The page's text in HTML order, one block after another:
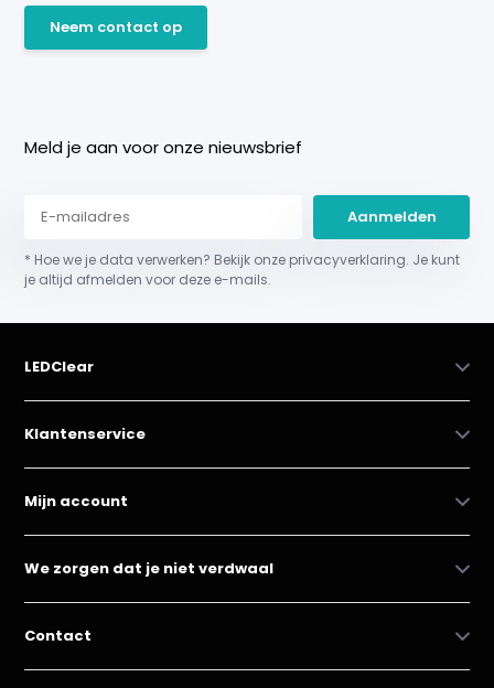
Neem contact op
Meld je aan voor onze nieuwsbrief
Aanmelden
* Hoe we je data verwerken? Bekijk onze privacyverklaring. Je kunt
je altijd afmelden voor deze e-mails.
LEDClear
Klantenservice
Mijn account
We zorgen dat je niet verdwaal
Contact